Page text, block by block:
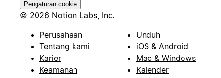
Pengaturan cookie
© 2026 Notion Labs, Inc.
Perusahaan
Tentang kami
Karier
Keamanan
Unduh
iOS & Android
Mac & Windows
Kalender